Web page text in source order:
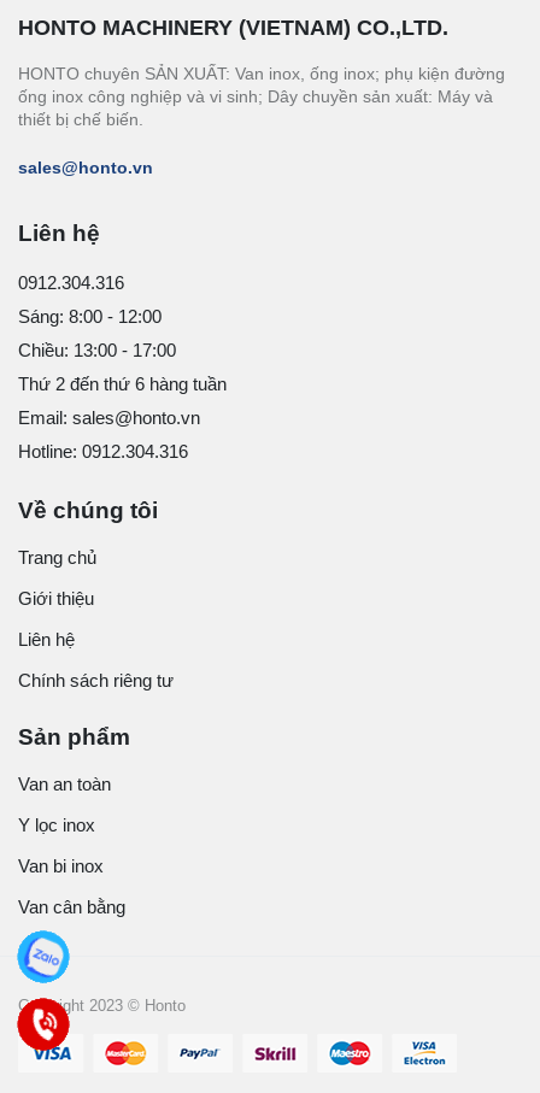
HONTO MACHINERY (VIETNAM) CO.,LTD.
HONTO chuyên SẢN XUẤT: Van inox, ống inox; phụ kiện đường
ống inox công nghiệp và vi sinh; Dây chuyền sản xuất: Máy và
thiết bị chế biến.
sales@honto.vn
Liên hệ
0912.304.316
Sáng: 8:00 - 12:00
Chiều: 13:00 - 17:00
Thứ 2 đến thứ 6 hàng tuần
Email: sales@honto.vn
Hotline: 0912.304.316
Về chúng tôi
Trang chủ
Giới thiệu
Liên hệ
Chính sách riêng tư
Sản phẩm
Van an toàn
Y lọc inox
Van bi inox
Van cân bằng
Copyright 2023 © Honto